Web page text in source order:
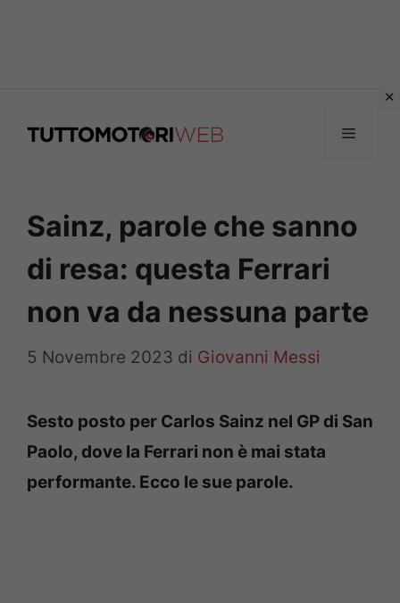
Menu
Sainz, parole che sanno
di resa: questa Ferrari
non va da nessuna parte
5 Novembre 2023 di Giovanni Messi
Sesto posto per Carlos Sainz nel GP di San
Paolo, dove la Ferrari non è mai stata
performante. Ecco le sue parole.